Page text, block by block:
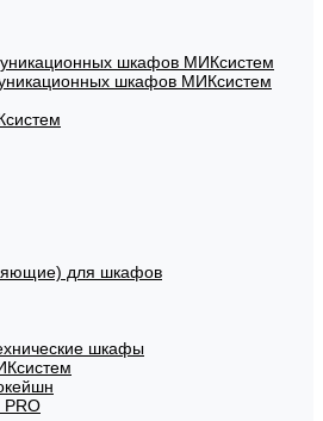
шкафов МИКсистем
шкафов МИКсистем
для шкафов
шкафы